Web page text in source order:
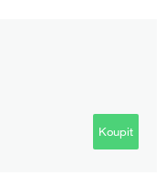
Koupit